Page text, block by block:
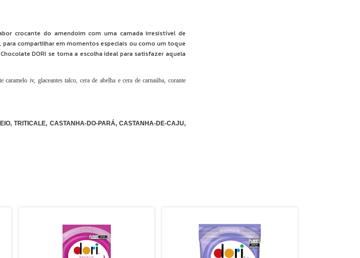
crocante do amendoim com uma camada irresistível de
compartilhar em momentos especiais ou como um toque
DORI se torna a escolha ideal para satisfazer aquela
iv, glaceantes talco, cera de abelha e cera de carnaúba, corante
TRITICALE, CASTANHA-DO-PARÁ, CASTANHA-DE-CAJU,